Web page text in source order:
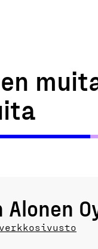
Alonen